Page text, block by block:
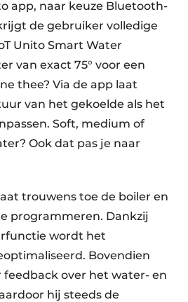
app, naar keuze Bluetooth-
de gebruiker volledige
Unito Smart Water
van exact 75° voor een
thee? Via de app laat
van het gekoelde als het
Soft, medium of
Ook dat pas je naar
trouwens toe de boiler en
programmeren. Dankzij
wordt het
Bovendien
over het water- en
hij steeds de